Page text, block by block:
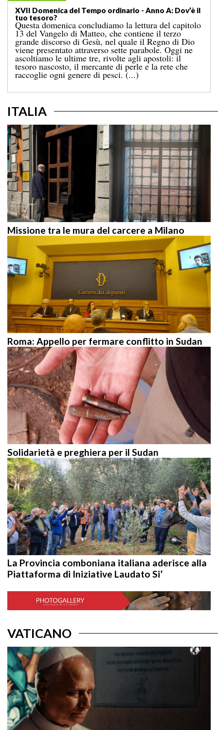
XIX Domenica del Tempo ordinario — Anno A:
“Comandami di venire verso di te!”
Il Vangelo di domenica scorsa ci raccontava il
miracolo della moltiplicazione dei pani per una
grande folla, in un luogo deserto, conclusosi con la
raccolta di dodici ceste colme di avanzi. A
quell’evento segue il noto episodio odierno, nel
quale Gesù cammina sul mare. [...]
Missione tra le mura del carcere a Milano
Roma: Appello per fermare conflitto in Sudan
Solidarietà e preghiera per il Sudan
La Provincia comboniana italiana aderisce alla
Piattaforma di Iniziative Laudato Si’